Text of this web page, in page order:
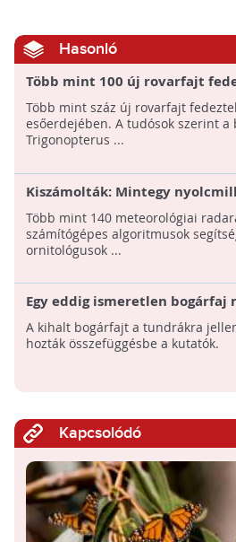
Hasonló
Több mint 100 új rovarfajt
Indonéziában
Több mint száz új rovarfajt
esőerdejében. A tudósok szerint a
Trigonopterus ...
Kiszámolták: Mintegy
vándorol ősszel az Egyesült
Több mint 140 meteorológiai
számítógépes algoritmusok
ornitológusok ...
Egy eddig ismeretlen bogárfaj
maradványaira bukkantak az
A kihalt bogárfajt a tundrákra
hozták összefüggésbe a kutatók.
Kapcsolódó